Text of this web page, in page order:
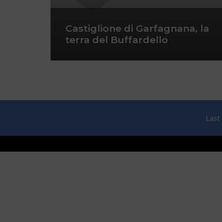
Castiglione di Garfagnana, la
terra del Buffardello